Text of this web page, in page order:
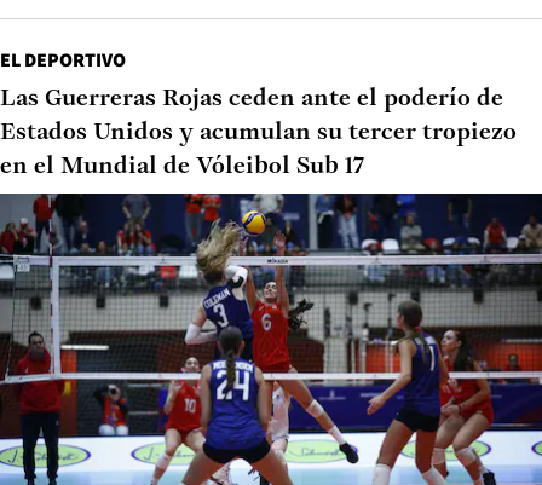
EL DEPORTIVO
Las Guerreras Rojas ceden ante el poderío de
Estados Unidos y acumulan su tercer tropiezo
en el Mundial de Vóleibol Sub 17